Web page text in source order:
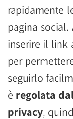
rapidamente
pagina
inserire il link
per
seguirlo
è regolata
privacy,